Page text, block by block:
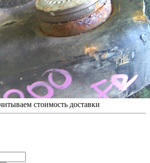
стоимость доставки